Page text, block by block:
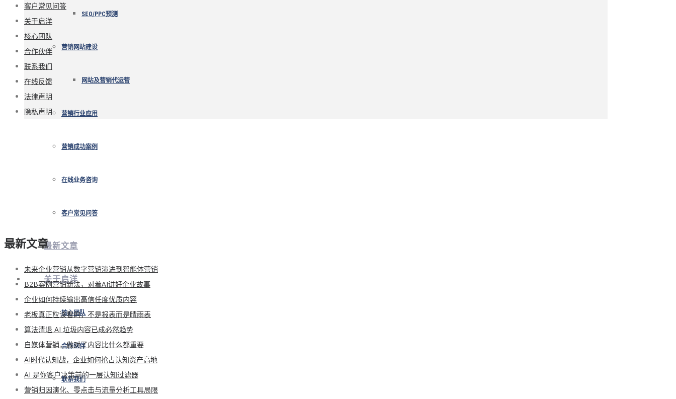
SEO/PPC预测
营销网站建设
网站及营销代运营
营销行业应用
营销成功案例
在线业务咨询
客户常见问答
最新文章
关于启洋
核心团队
合作伙伴
联系我们
客户常见问答
关于启洋
核心团队
合作伙伴
联系我们
在线反馈
法律声明
隐私声明
最新文章
未来企业营销从数字营销演进到智能体营销
B2B案例营销新法，对着AI讲好企业故事
企业如何持续输出高信任度优质内容
老板真正应该看的，不是报表而是晴雨表
算法清退 AI 垃圾内容已成必然趋势
自媒体营销，做对了内容比什么都重要
AI时代认知战，企业如何抢占认知资产高地
AI 是你客户决策前的一层认知过滤器
营销归因演化、零点击与流量分析工具局限